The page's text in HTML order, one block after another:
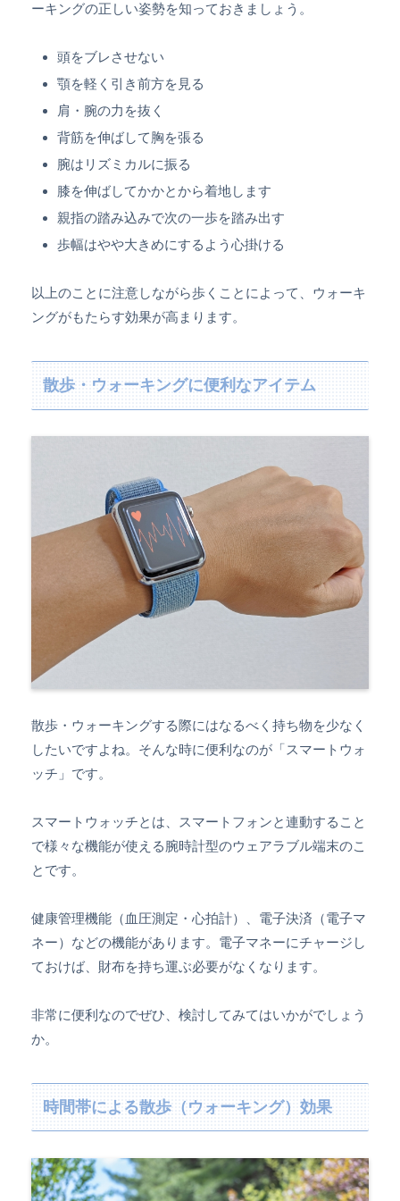
ーキングの正しい姿勢を知っておきましょう。
頭をブレさせない
顎を軽く引き前方を見る
肩・腕の力を抜く
背筋を伸ばして胸を張る
腕はリズミカルに振る
膝を伸ばしてかかとから着地します
親指の踏み込みで次の一歩を踏み出す
歩幅はやや大きめにするよう心掛ける
以上のことに注意しながら歩くことによって、ウォーキ
ングがもたらす効果が高まります。
散歩・ウォーキングに便利なアイテム
散歩・ウォーキングする際にはなるべく持ち物を少なく
したいですよね。そんな時に便利なのが「スマートウォ
ッチ」です。
スマートウォッチとは、スマートフォンと連動すること
で様々な機能が使える腕時計型のウェアラブル端末のこ
とです。
健康管理機能（血圧測定・心拍計）、電子決済（電子マ
ネー）などの機能があります。電子マネーにチャージし
ておけば、財布を持ち運ぶ必要がなくなります。
非常に便利なのでぜひ、検討してみてはいかがでしょう
か。
時間帯による散歩（ウォーキング）効果